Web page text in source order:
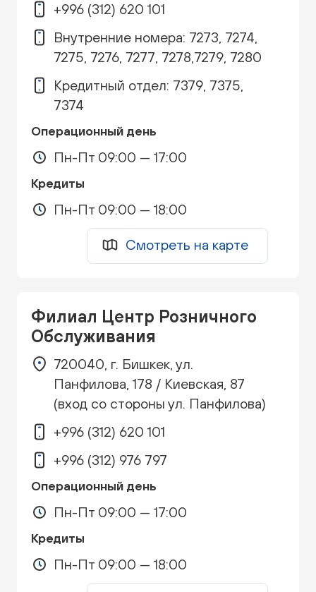
+996 (312) 620 101
Внутренние номера: 7273, 7274,
7275, 7276, 7277, 7278,7279, 7280
Кредитный отдел: 7379, 7375,
7374
Операционный день
Пн-Пт 09:00 — 17:00
Кредиты
Пн-Пт 09:00 — 18:00
Смотреть на карте
Филиал Центр Розничного
Обслуживания
720040, г. Бишкек, ул.
Панфилова, 178 / Киевская, 87
(вход со стороны ул. Панфилова)
+996 (312) 620 101
+996 (312) 976 797
Операционный день
Пн-Пт 09:00 — 17:00
Кредиты
Пн-Пт 09:00 — 18:00